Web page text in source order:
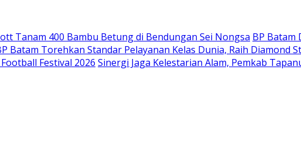
Tanam 400 Bambu Betung di Bendungan Sei Nongsa BP
Batam Torehkan Standar Pelayanan Kelas Dunia, Raih Diamond
Festival 2026 Sinergi Jaga Kelestarian Alam, Pemkab